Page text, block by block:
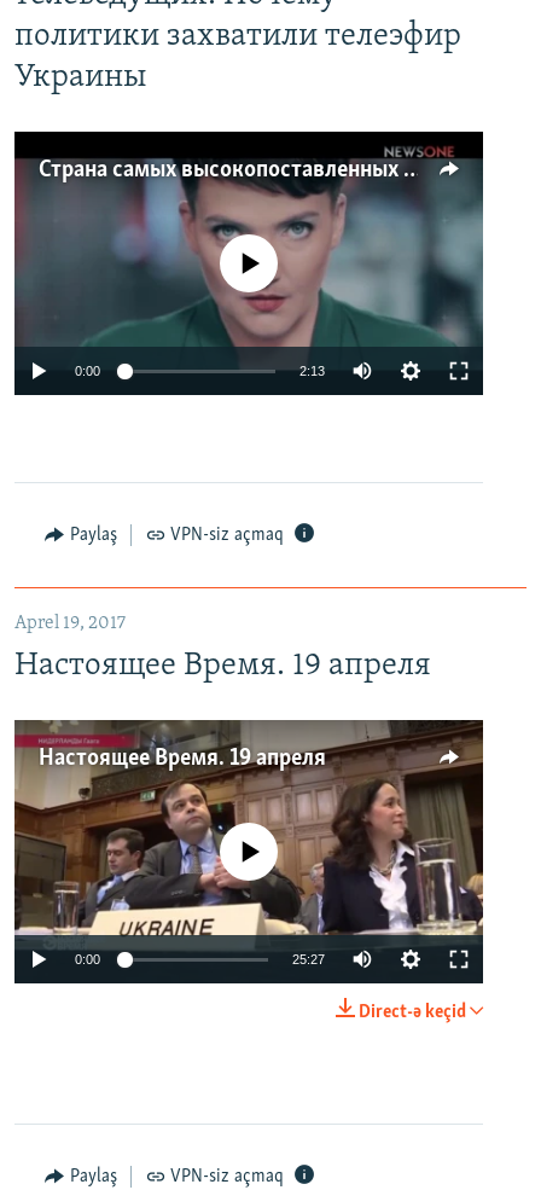
политики захватили телеэфир
Украины
Страна самых высокопоставленных телеведущих. Почему политики захватили телеэфир Украины
No media source currently available
0:00 2:13
Paylaş VPN-siz açmaq
Aprel 19, 2017
Настоящее Время. 19 апреля
Настоящее Время. 19 апреля
No media source currently available
0:00 25:27
Direct-ə keçid
Paylaş VPN-siz açmaq